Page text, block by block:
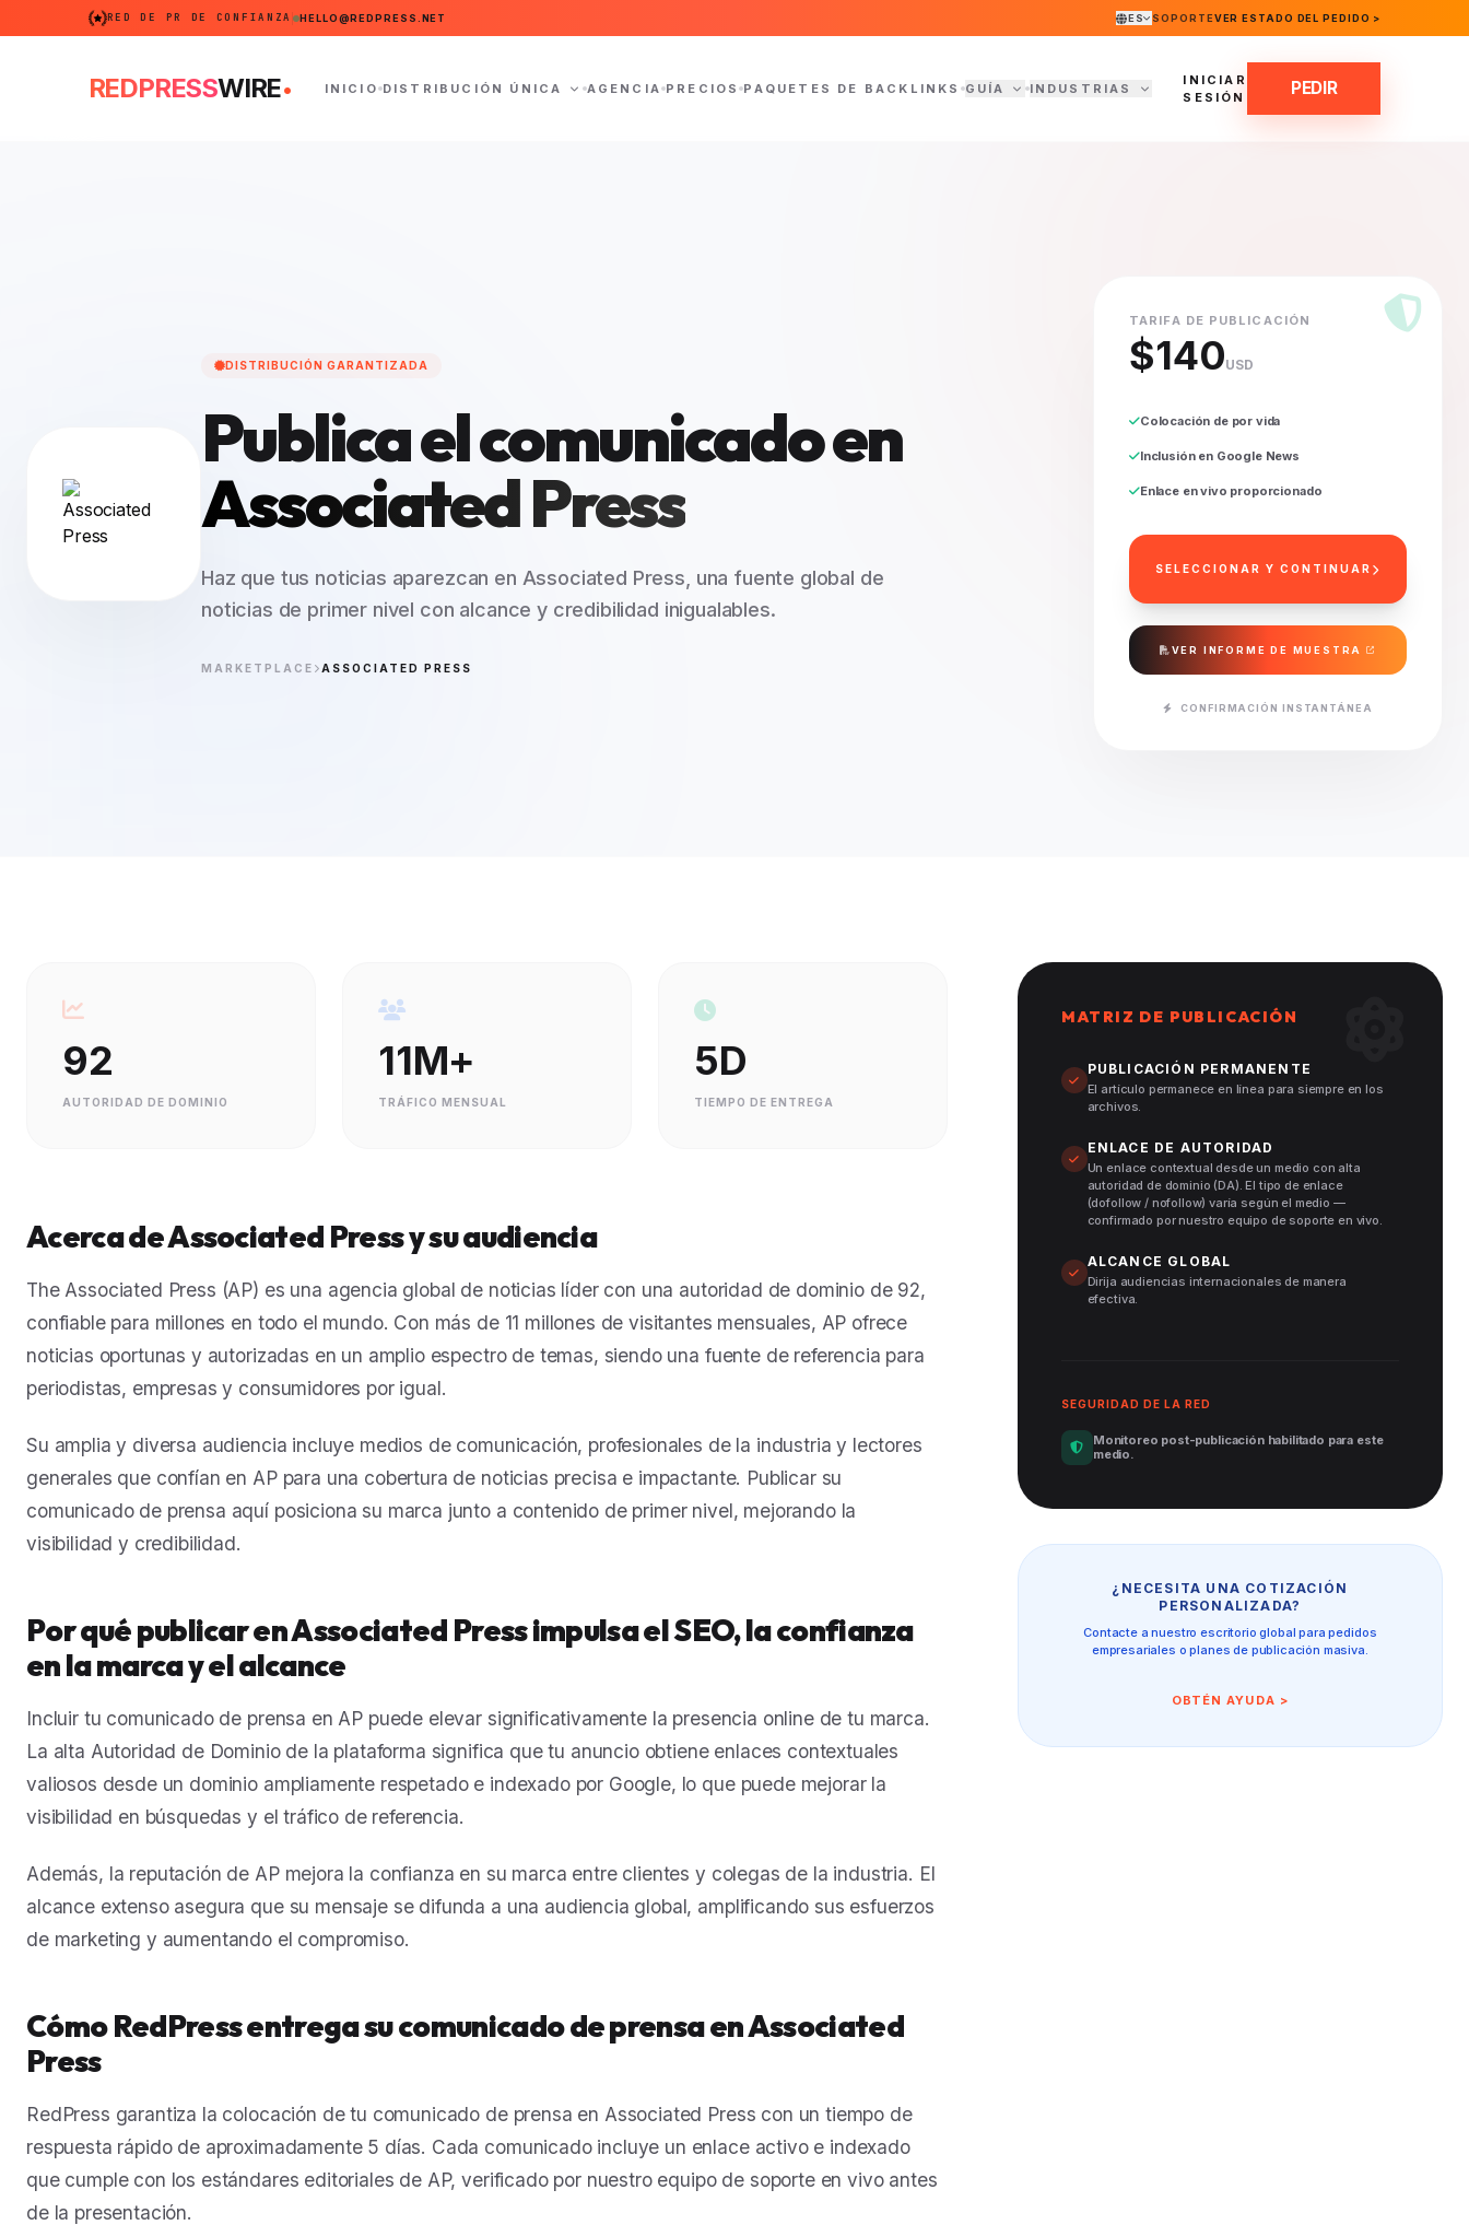
RED DE PR DE CONFIANZA HELLO@REDPRESS.NET ES SOPORTEVER ESTADO DEL PEDIDO >
REDPRESSWIRE. INICIO DISTRIBUCIÓN ÚNICA AGENCIA PRECIOS PAQUETES DE BACKLINKS GUÍA INDUSTRIAS
INICIAR
SESIÓN
PEDIR
DISTRIBUCIÓN GARANTIZADA
Publica el comunicado en
Associated Press
Haz que tus noticias aparezcan en Associated Press, una fuente global de
noticias de primer nivel con alcance y credibilidad inigualables.
MARKETPLACE ASSOCIATED PRESS
TARIFA DE PUBLICACIÓN
$140USD
Colocación de por vida
Inclusión en Google News
Enlace en vivo proporcionado
SELECCIONAR Y CONTINUAR
VER INFORME DE MUESTRA
CONFIRMACIÓN INSTANTÁNEA
92
AUTORIDAD DE DOMINIO
11M+
TRÁFICO MENSUAL
5D
TIEMPO DE ENTREGA
Acerca de Associated Press y su audiencia
The Associated Press (AP) es una agencia global de noticias líder con una autoridad de dominio de 92,
confiable para millones en todo el mundo. Con más de 11 millones de visitantes mensuales, AP ofrece
noticias oportunas y autorizadas en un amplio espectro de temas, siendo una fuente de referencia para
periodistas, empresas y consumidores por igual.
Su amplia y diversa audiencia incluye medios de comunicación, profesionales de la industria y lectores
generales que confían en AP para una cobertura de noticias precisa e impactante. Publicar su
comunicado de prensa aquí posiciona su marca junto a contenido de primer nivel, mejorando la
visibilidad y credibilidad.
Por qué publicar en Associated Press impulsa el SEO, la confianza
en la marca y el alcance
Incluir tu comunicado de prensa en AP puede elevar significativamente la presencia online de tu marca.
La alta Autoridad de Dominio de la plataforma significa que tu anuncio obtiene enlaces contextuales
valiosos desde un dominio ampliamente respetado e indexado por Google, lo que puede mejorar la
visibilidad en búsquedas y el tráfico de referencia.
Además, la reputación de AP mejora la confianza en su marca entre clientes y colegas de la industria. El
alcance extenso asegura que su mensaje se difunda a una audiencia global, amplificando sus esfuerzos
de marketing y aumentando el compromiso.
Cómo RedPress entrega su comunicado de prensa en Associated
Press
RedPress garantiza la colocación de tu comunicado de prensa en Associated Press con un tiempo de
respuesta rápido de aproximadamente 5 días. Cada comunicado incluye un enlace activo e indexado
que cumple con los estándares editoriales de AP, verificado por nuestro equipo de soporte en vivo antes
de la presentación.
MATRIZ DE PUBLICACIÓN
PUBLICACIÓN PERMANENTE
El artículo permanece en línea para siempre en los
archivos.
ENLACE DE AUTORIDAD
Un enlace contextual desde un medio con alta
autoridad de dominio (DA). El tipo de enlace
(dofollow / nofollow) varía según el medio —
confirmado por nuestro equipo de soporte en vivo.
ALCANCE GLOBAL
Dirija audiencias internacionales de manera
efectiva.
SEGURIDAD DE LA RED
Monitoreo post-publicación habilitado para este
medio.
¿NECESITA UNA COTIZACIÓN
PERSONALIZADA?
Contacte a nuestro escritorio global para pedidos
empresariales o planes de publicación masiva.
OBTÉN AYUDA >